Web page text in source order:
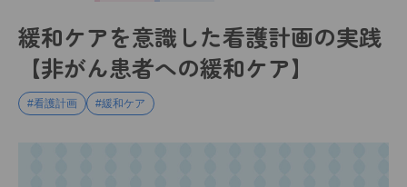
緩和ケアを意識した看護計画の実践
【非がん患者への緩和ケア】
#看護計画 #緩和ケア